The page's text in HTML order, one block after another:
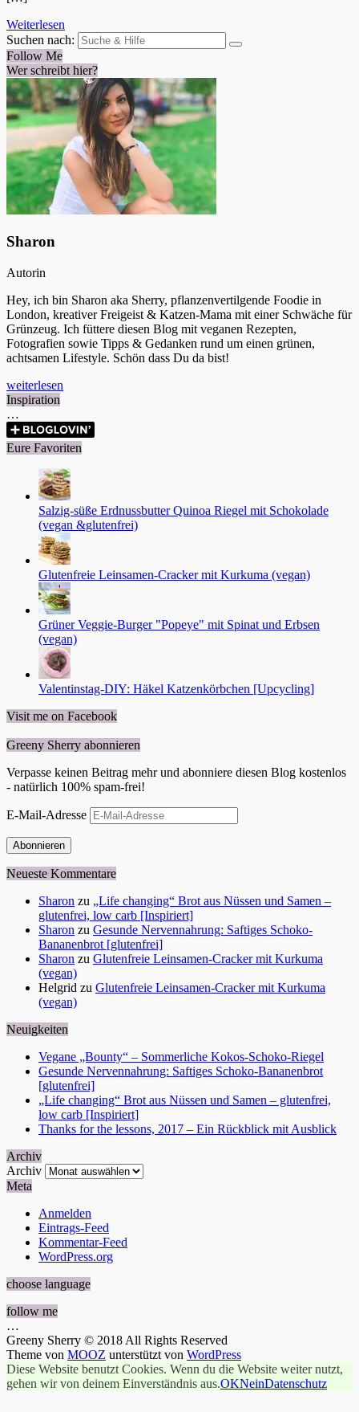
Weiterlesen
Suchen nach:
Follow Me
Wer schreibt hier?
Sharon
Autorin
Hey, ich bin Sharon aka Sherry, pflanzenvertilgende Foodie in
London, kreativer Freigeist & Katzen-Mama mit einer Schwäche für
Grünzeug. Ich füttere diesen Blog mit veganen Rezepten,
Fotografien sowie Tipps & Gedanken rund um einen grünen,
achtsamen Lifestyle. Schön dass Du da bist!
weiterlesen
Inspiration
…
Eure Favoriten
Salzig-süße Erdnussbutter Quinoa Riegel mit Schokolade
(vegan &glutenfrei)
Glutenfreie Leinsamen-Cracker mit Kurkuma (vegan)
Grüner Veggie-Burger "Popeye" mit Spinat und Erbsen
(vegan)
Valentinstag-DIY: Häkel Katzenkörbchen [Upcycling]
Visit me on Facebook
Greeny Sherry abonnieren
Verpasse keinen Beitrag mehr und abonniere diesen Blog kostenlos
- natürlich 100% spam-frei!
E-Mail-Adresse
Abonnieren
Neueste Kommentare
Sharon zu „Life changing“ Brot aus Nüssen und Samen –
glutenfrei, low carb [Inspiriert]
Sharon zu Gesunde Nervennahrung: Saftiges Schoko-
Bananenbrot [glutenfrei]
Sharon zu Glutenfreie Leinsamen-Cracker mit Kurkuma
(vegan)
Helgrid zu Glutenfreie Leinsamen-Cracker mit Kurkuma
(vegan)
Neuigkeiten
Vegane „Bounty“ – Sommerliche Kokos-Schoko-Riegel
Gesunde Nervennahrung: Saftiges Schoko-Bananenbrot
[glutenfrei]
„Life changing“ Brot aus Nüssen und Samen – glutenfrei,
low carb [Inspiriert]
Thanks for the lessons, 2017 – Ein Rückblick mit Ausblick
Archiv
Archiv
Meta
Anmelden
Eintrags-Feed
Kommentar-Feed
WordPress.org
choose language
follow me
…
Greeny Sherry © 2018 All Rights Reserved
Theme von MOOZ unterstützt von WordPress
Diese Website benutzt Cookies. Wenn du die Website weiter nutzt,
gehen wir von deinem Einverständnis aus.OKNeinDatenschutz